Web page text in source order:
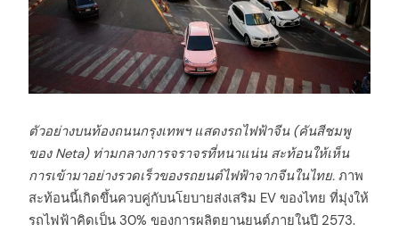
ตัวอย่างบนท้องถนนกรุงเทพฯ แสดงรถไฟฟ้าจีน (คันสีชมพู
ของ Neta) ท่ามกลางการจราจรที่หนาแน่น สะท้อนให้เห็น
การเข้ามาอย่างรวดเร็วของรถยนต์ไฟฟ้าจากจีนในไทย. ภาพ
สะท้อนนี้เกิดขึ้นควบคู่กับนโยบายส่งเสริม EV ของไทย ที่มุ่งให้
รถไฟฟ้าคิดเป็น 30% ของการผลิตยานยนต์ภายในปี 2573.